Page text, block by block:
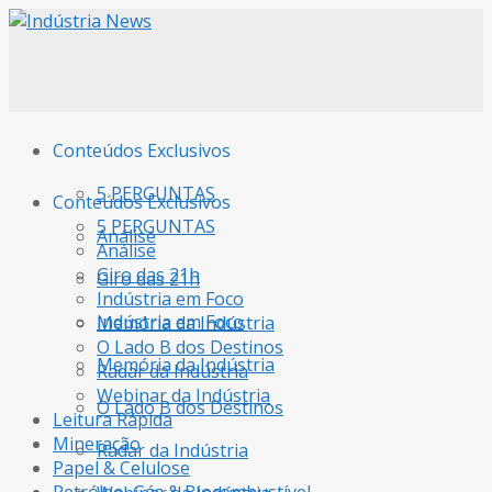
Conteúdos Exclusivos
5 PERGUNTAS
Análise
Giro das 21h
Indústria em Foco
Memória da Indústria
O Lado B dos Destinos
Radar da Indústria
Conteúdos Exclusivos
5 PERGUNTAS
Análise
Giro das 21h
Indústria em Foco
Memória da Indústria
O Lado B dos Destinos
Radar da Indústria
Webinar da Indústria
Leitura Rápida
Mineração
Papel & Celulose